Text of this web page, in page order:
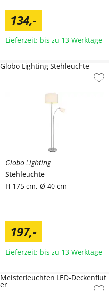
134,-
Lieferzeit: bis zu 13 Werktage
Globo Lighting
Stehleuchte
H 175 cm, Ø 40 cm
197,-
Globo Lighting Stehleuchte
Lieferzeit: bis zu 13 Werktage
Meisterleuchten LED-Deckenflut
er